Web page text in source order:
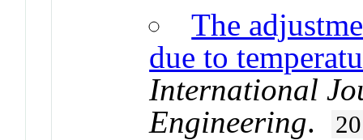
The
due to
International
Engineering.